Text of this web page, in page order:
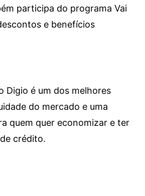
participa do programa Vai
e benefícios
Digio é um dos melhores
do mercado e uma
quem quer economizar e ter
crédito.